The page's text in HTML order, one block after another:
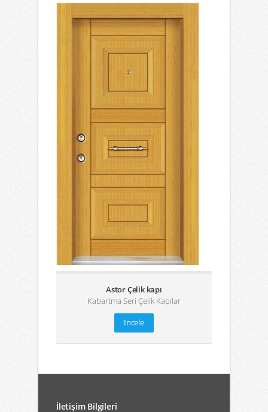
Astor Çelik kapı
Kabartma Seri Çelik Kapılar
İncele
İletişim Bilgileri